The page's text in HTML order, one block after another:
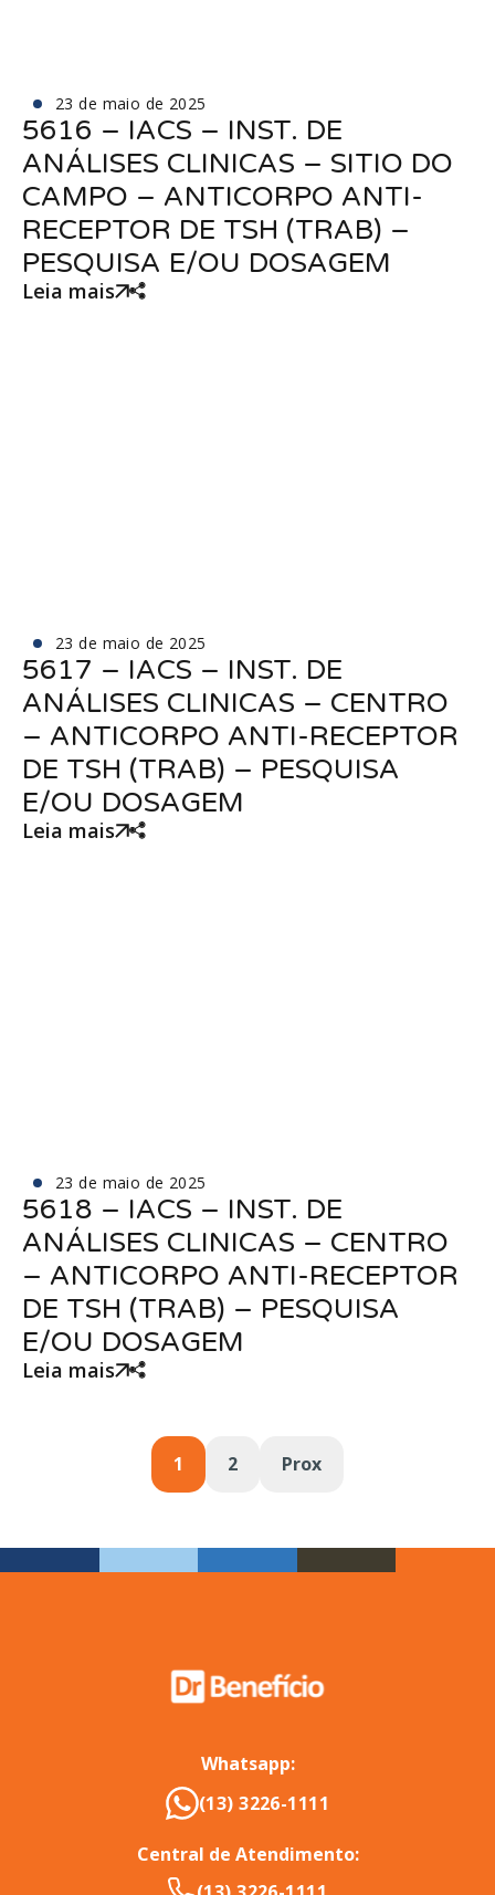
23 de maio de 2025
5616 – IACS – INST. DE
ANÁLISES CLINICAS – SITIO DO
CAMPO – ANTICORPO ANTI-
RECEPTOR DE TSH (TRAB) –
PESQUISA E/OU DOSAGEM
Leia mais
23 de maio de 2025
5617 – IACS – INST. DE
ANÁLISES CLINICAS – CENTRO
– ANTICORPO ANTI-RECEPTOR
DE TSH (TRAB) – PESQUISA
E/OU DOSAGEM
Leia mais
23 de maio de 2025
5618 – IACS – INST. DE
ANÁLISES CLINICAS – CENTRO
– ANTICORPO ANTI-RECEPTOR
DE TSH (TRAB) – PESQUISA
E/OU DOSAGEM
Leia mais
1 2 Prox
Whatsapp:
(13) 3226-1111
Central de Atendimento: